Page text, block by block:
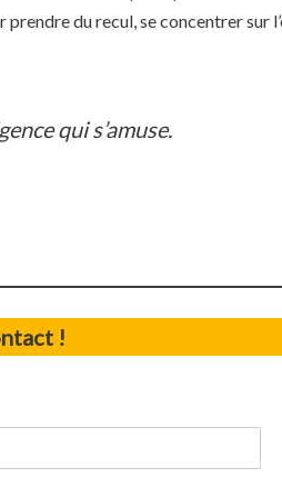
du recul, se concentrer sur
qui s’amuse.
!